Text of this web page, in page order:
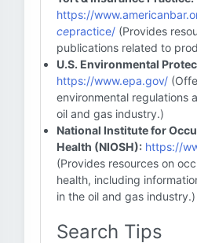
https://
cepractice/ (Provides
publications related to
U.S. Environmental
https://www.epa.gov/
environmental regulations
oil and gas industry.)
National Institute for
Health (NIOSH): https://
(Provides resources on
health, including
in the oil and gas industry.)
Search Tips